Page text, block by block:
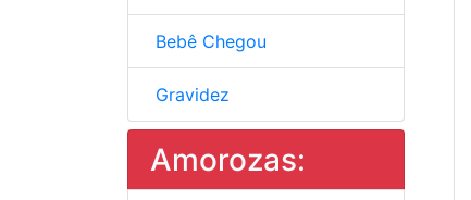
Bebê Chegou
Gravidez
Amorozas: